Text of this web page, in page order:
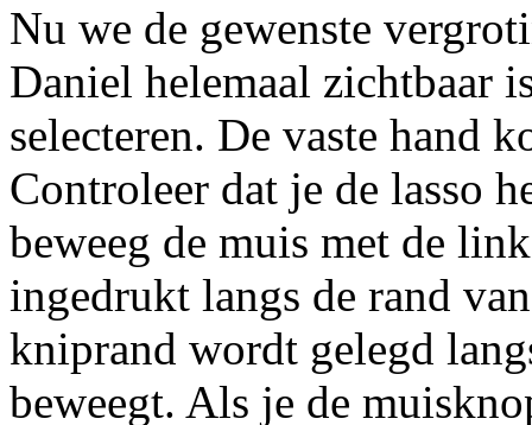
Nu we de gewenste
Daniel helemaal zichtbaar
selecteren. De vaste hand
Controleer dat je de lasso
beweeg de muis met de
ingedrukt langs de rand
kniprand wordt gelegd
beweegt. Als je de